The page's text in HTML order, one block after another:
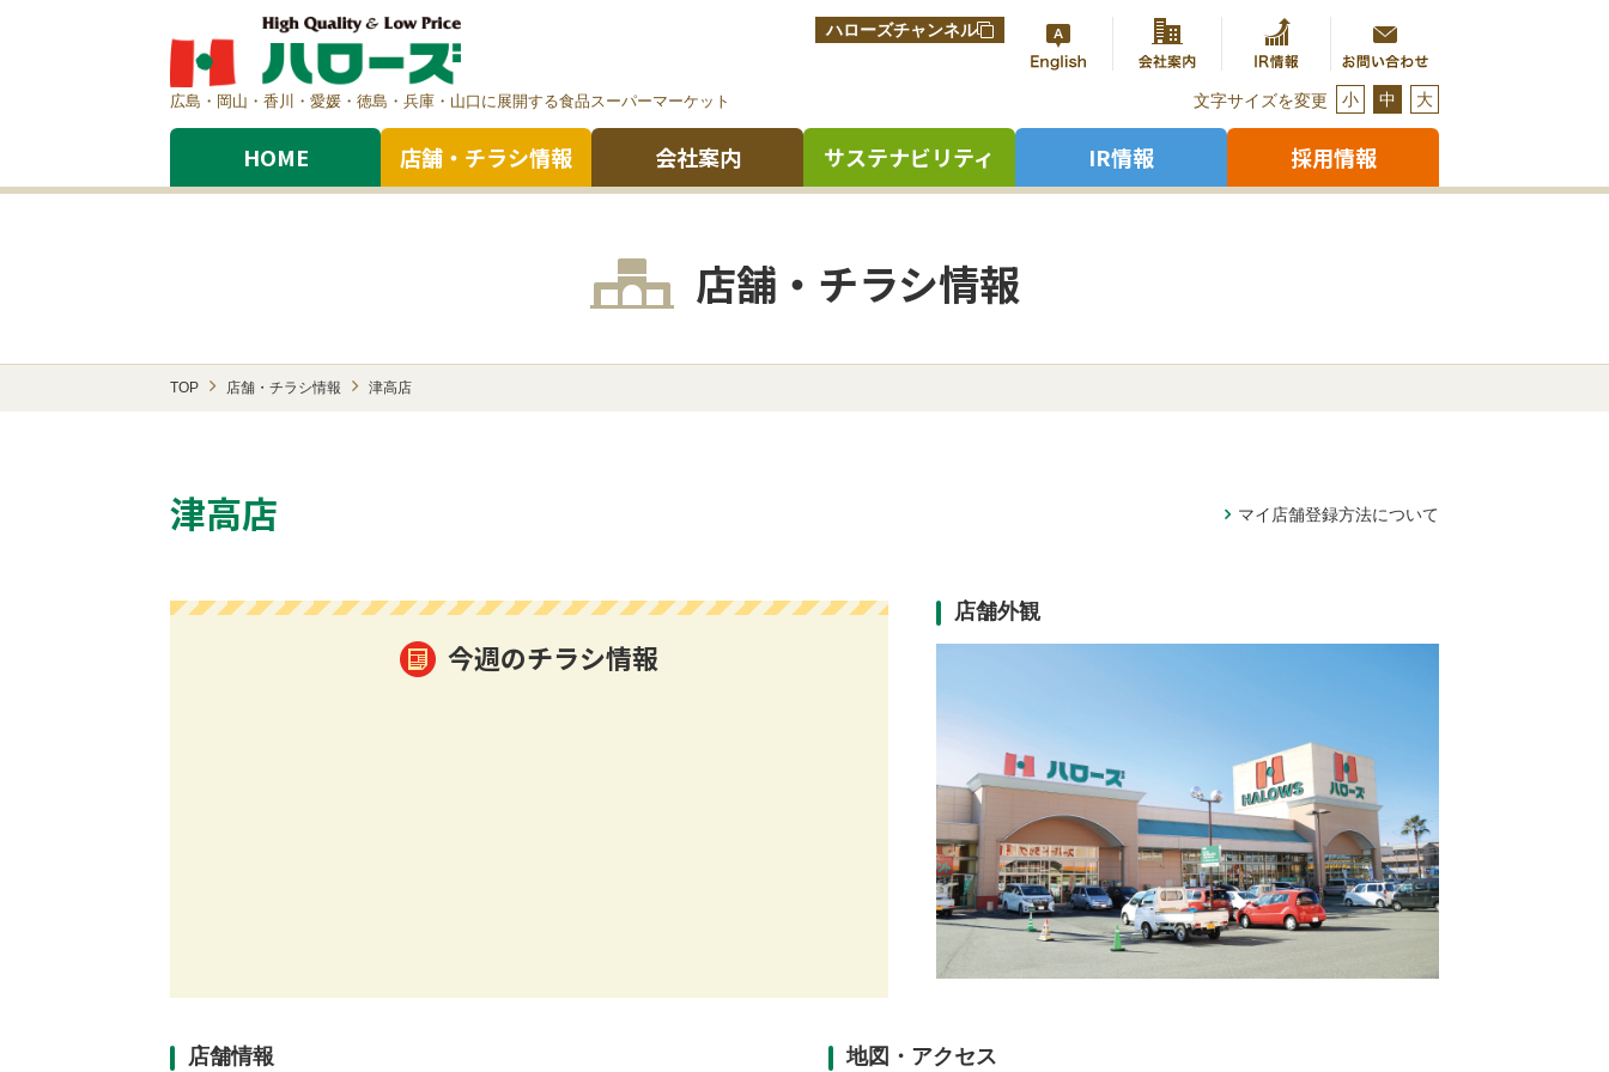
広島・岡山・香川・愛媛・徳島・兵庫・山口に展開する食品スーパーマーケット
ハローズチャンネル
文字サイズを変更 小 中 大
HOME 店舗・チラシ情報 会社案内 サステナビリティ IR情報 採用情報
店舗・チラシ情報
TOP 店舗・チラシ情報 津高店
マイ店舗登録方法について
津高店
今週のチラシ情報
店舗外観
店舗情報 地図・アクセス